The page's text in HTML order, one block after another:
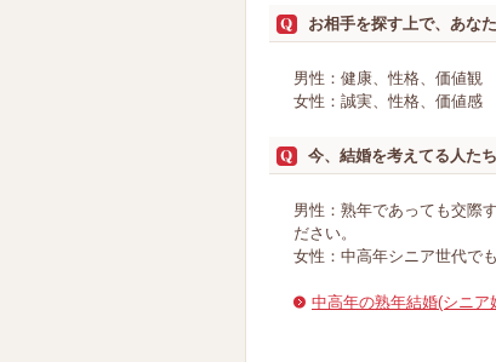
お相手を探す上で、あな
男性：健康、性格、価値観
女性：誠実、性格、価値感
今、結婚を考えてる人た
男性：熟年であっても交際
ださい。
女性：中高年シニア世代で
中高年の熟年結婚(シニア